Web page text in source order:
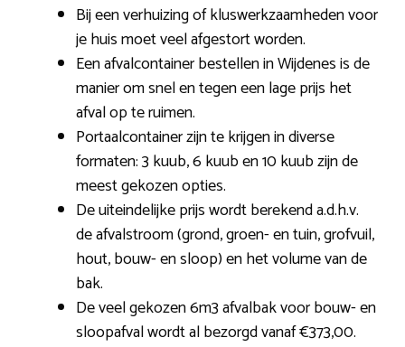
Bij een verhuizing of kluswerkzaamheden voor
je huis moet veel afgestort worden.
Een afvalcontainer bestellen in Wijdenes is de
manier om snel en tegen een lage prijs het
afval op te ruimen.
Portaalcontainer zijn te krijgen in diverse
formaten: 3 kuub, 6 kuub en 10 kuub zijn de
meest gekozen opties.
De uiteindelijke prijs wordt berekend a.d.h.v.
de afvalstroom (grond, groen- en tuin, grofvuil,
hout, bouw- en sloop) en het volume van de
bak.
De veel gekozen 6m3 afvalbak voor bouw- en
sloopafval wordt al bezorgd vanaf €373,00.